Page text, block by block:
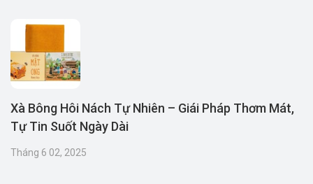
Xà Bông Hôi Nách Tự Nhiên – Giái Pháp Thơm Mát,
Tự Tin Suốt Ngày Dài
Tháng 6 02, 2025